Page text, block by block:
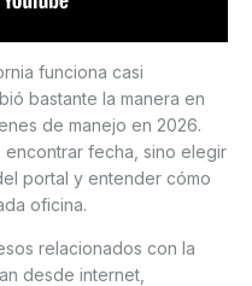
funciona casi
bastante la manera en
de manejo en 2026.
fecha, sino elegir
portal y entender cómo
oficina.
relacionados con la
desde internet,